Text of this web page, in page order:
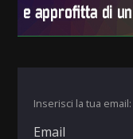
Inserisci la tua email: